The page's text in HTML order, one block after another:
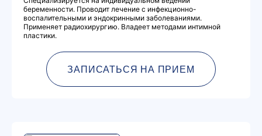
беременности. Проводит лечение с инфекционно-
воспалительными и эндокринными заболеваниями.
Применяет радиохирургию. Владеет методами интимной
пластики.
ЗАПИСАТЬСЯ НА ПРИЕМ